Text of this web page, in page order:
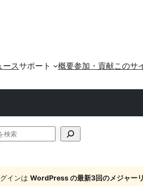
ースサポート 概要参加・貢献このサ
インは WordPress の最新3回のメジャー